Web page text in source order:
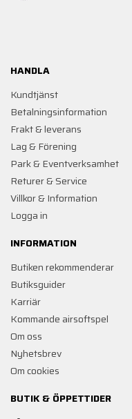
HANDLA
Kundtjänst
Betalningsinformation
Frakt & leverans
Lag & Förening
Park & Eventverksamhet
Returer & Service
Villkor & Information
Logga in
INFORMATION
Butiken rekommenderar
Butiksguider
Karriär
Kommande airsoftspel
Om oss
Nyhetsbrev
Om cookies
BUTIK & ÖPPETTIDER